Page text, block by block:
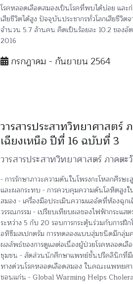
โรคหลอดเลือดสมองเป็นโรคที่พบได้บ่อย และ
เสียชีวิตได้สูง ปัจจุบันประชากรทั่วโลกเสียชีวิต
จำนวน 5.7 ล้านคน คิดเป็นร้อยละ 10.2 ของอั
2016
กรกฎาคม - กันยายน 2564
วารสารประสาทวิทยาศาสตร์
เฉียงเหนือ ปีที่ 16 ฉบับที่ 3
วารสารประสาทวิทยาศาสตร์ ภาคต
- การรักษาภาวะความดันในโพรงกะโหลกศีรษ
และผลกระทบ - การควบคุมความดันโลหิตสูงใ
สมอง - เครื่องมือประเมินความแออัดที่ห้องฉุก
วรรณกรรม - เปรียบเทียบผลของไฟฟ้ากระแส
ระหว่าง 5 กับ 20 รอบการกระตุ้นร่วมกับการฝึ
อทิซึมสเปกตรัม การทดลองแบบสุ่มชนิดมีกลุ่ม
ผลลัพธ์ของการดูแลต่อเนื่องผู้ป่วยโรคหลอดเ
ชุมชน - สัดส่วนนักศึกษาแพทย์ชั้นปรีคลินิกที่มีค
ทางด่วนโรคหลอดเลือดสมอง ในคณะแพทยศ
ขอนแก่น - Global Warming Helps